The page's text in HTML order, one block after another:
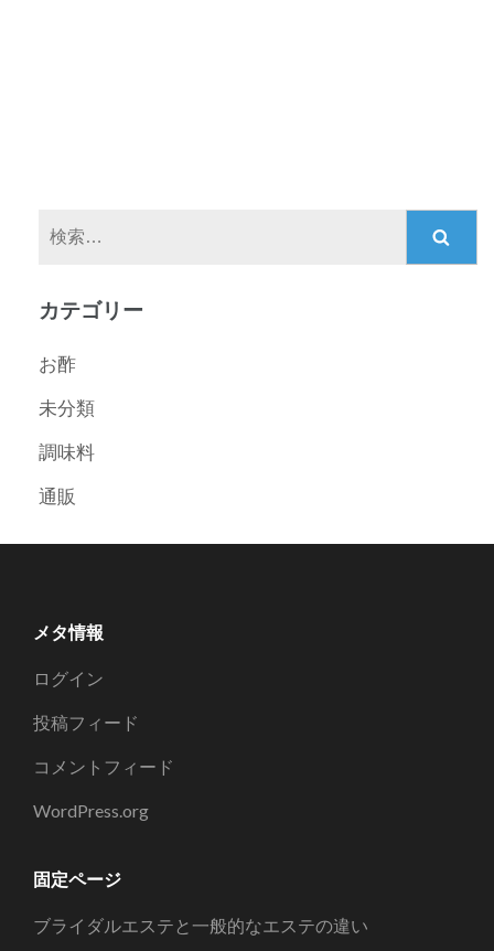
カテゴリー
お酢
未分類
調味料
通販
メタ情報
ログイン
投稿フィード
コメントフィード
WordPress.org
固定ページ
ブライダルエステと一般的なエステの違い